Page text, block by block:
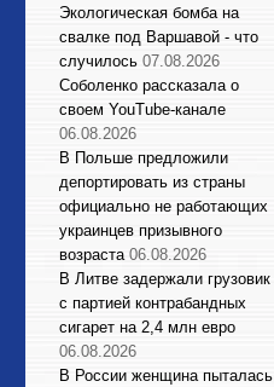
Экологическая бомба на
свалке под Варшавой - что
случилось 07.08.2026
Соболенко рассказала о
своем YouTube-канале
06.08.2026
В Польше предложили
депортировать из страны
официально не работающих
украинцев призывного
возраста 06.08.2026
В Литве задержали грузовик
с партией контрабандных
сигарет на 2,4 млн евро
06.08.2026
В России женщина пыталась